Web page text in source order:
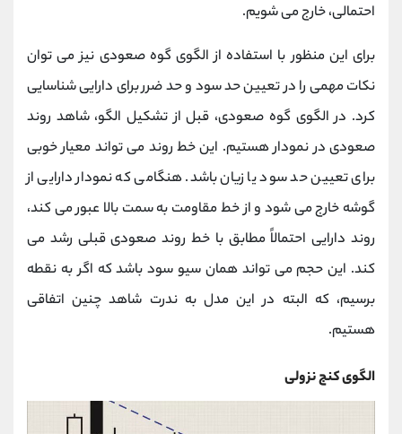
احتمالی، خارج می شویم.
برای این منظور با استفاده از الگوی گوه صعودی نیز می توان
نکات مهمی را در تعیین حد سود و حد ضرر برای دارایی شناسایی
کرد. در الگوی گوه صعودی، قبل از تشکیل الگو، شاهد روند
صعودی در نمودار هستیم. این خط روند می تواند معیار خوبی
برای تعیین حد سود یا زیان باشد. هنگامی که نمودار دارایی از
گوشه خارج می شود و از خط مقاومت به سمت بالا عبور می کند،
روند دارایی احتمالاً مطابق با خط روند صعودی قبلی رشد می
کند. این حجم می تواند همان سیو سود باشد که اگر به نقطه
برسیم، که البته در این مدل به ندرت شاهد چنین اتفاقی
هستیم.
الگوی کنج نزولی